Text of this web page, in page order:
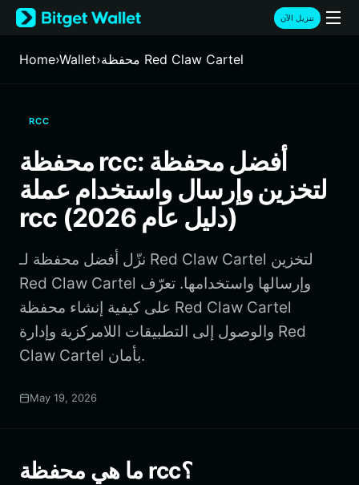
English
日本語
Русский
Italiano
Deutsch
简体中文
繁體中文
Português (Portugal)
ภาษาไทย
हिन्दी
Español
Português (Brasil)
Español (Argentina)
تنزيل الآن
Home›Wallet› محفظة Red Claw Cartel
RCC
محفظة rcc: أفضل محفظة
لتخزين وإرسال واستخدام عملة
rcc (دليل عام 2026)
نزّل أفضل محفظة لـ Red Claw Cartel لتخزين
Red Claw Cartel وإرسالها واستخدامها. تعرّف
على كيفية إنشاء محفظة Red Claw Cartel
والوصول إلى التطبيقات اللامركزية وإدارة Red
Claw Cartel بأمان.
May 19, 2026
ما هي محفظة rcc؟